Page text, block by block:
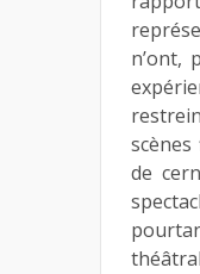
n’ont,
de